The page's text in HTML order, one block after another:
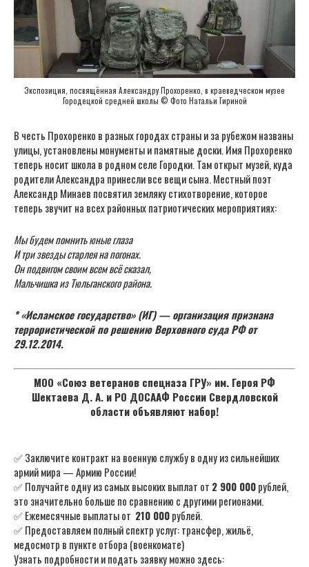
Экспозиция, посвящённая Александру Прохоренко, в краеведческом музее
Городецкой средней школы © Фото Натальи Гириной
В честь Прохоренко в разных городах страны и за рубежом названы
улицы, установлены монументы и памятные доски. Имя Прохоренко
теперь носит школа в родном селе Городки. Там открыт музей, куда
родители Александра принесли все вещи сына. Местный поэт
Александр Минаев посвятил земляку стихотворение, которое
теперь звучит на всех районных патриотических мероприятиях:
Мы будем помнить юные глаза
И три звезды старлея на погонах.
Он подвигом своим всем всё сказал,
Мальчишка из Тюльганского района.
* «Исламское государство» (ИГ) — организация признана
террористической по решению Верховного суда РФ от
29.12.2014.
МОО «Союз ветеранов спецназа ГРУ» им. Героя РФ
Шектаева Д. А. и РО ДОСААФ России Свердловской
области объявляют набор!
✅ Заключите контракт на военную службу в одну из сильнейших
армий мира — Армию России!
✅ Получайте одну из самых высоких выплат от 2 900 000рублей,
это значительно больше по сравнению с другими регионами.
✅ Ежемесячные выплаты от 210 000рублей.
✅ Предоставляем полный спектр услуг: трансфер, жильё,
медосмотр в пункте отбора (военкомате)
Узнать подробности и подать заявку можно здесь: